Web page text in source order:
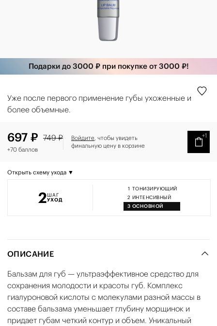
Подарки до 3000 ₽ при покупке от 3000 ₽!
Уже после первого применение губы ухоженные и
более объемные.
+70 баллов
697 ₽ 749 ₽ Войдите, чтобы увидеть
финальную цену в корзине
+1
Открыть схему ухода ▼
2ШАГ
УХОД
1 ТОНИЗИРУЮЩИЙ
2 ИНТЕНСИВНЫЙ
3 ОСНОВНОЙ
ОПИСАНИЕ
Бальзам для губ — ультраэффективное средство для
сохранения молодости и красоты губ. Комплекс
гиалуроновой кислоты с молекулами разной массы в
составе бальзама уменьшает глубину морщинок и
придает губам четкий контур и объем. Уникальный